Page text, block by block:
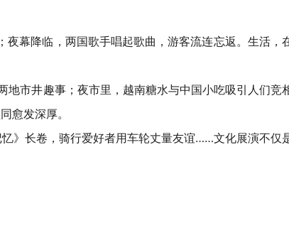
幕降临，两国歌手唱起歌曲，游客流连忘返。生活，
市井趣事；夜市里，越南糖水与中国小吃吸引人们竞
愈发深厚。
》长卷，骑行爱好者用车轮丈量友谊……文化展演不仅